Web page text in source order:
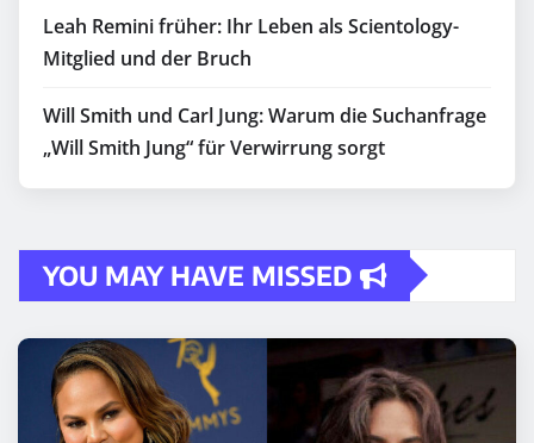
Leah Remini früher: Ihr Leben als Scientology-
Mitglied und der Bruch
Will Smith und Carl Jung: Warum die Suchanfrage
„Will Smith Jung“ für Verwirrung sorgt
YOU MAY HAVE MISSED